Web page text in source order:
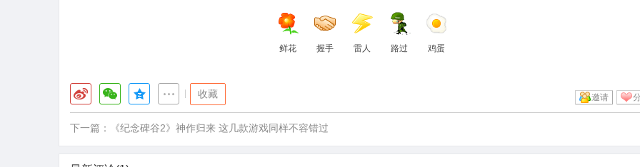
鲜花 握手 雷人 路过 鸡蛋
收藏 邀请
下一篇： 《纪念碑谷2》神作归来 这几款游戏同样不容错过